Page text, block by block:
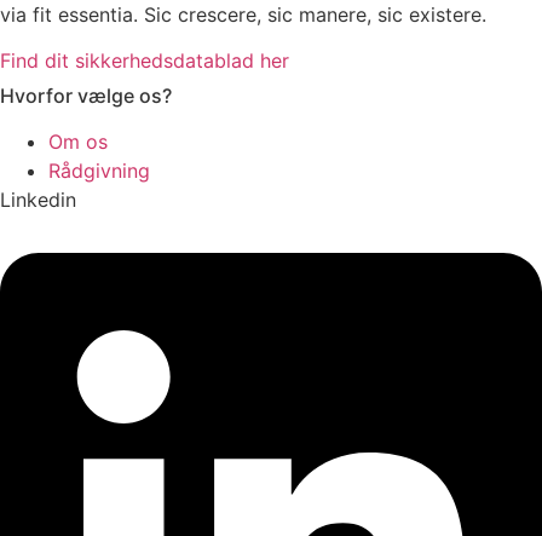
via fit essentia. Sic crescere, sic manere, sic existere.
Find dit sikkerhedsdatablad her
Hvorfor vælge os?
Om os
Rådgivning
Linkedin